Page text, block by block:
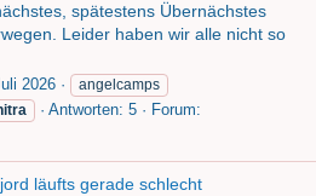
spätestens Übernächstes
Leider haben wir alle nicht so
2026
angelcamps
Antworten: 5
Forum:
läufts gerade schlecht